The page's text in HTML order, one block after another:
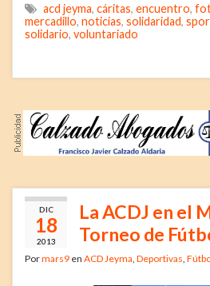
acd jeyma, cáritas, encuentro,
mercadillo, noticias, solidaridad,
solidario, voluntariado
DIC
18
2013
La ACDJ en el
Torneo de
Pormars9 en ACD Jeyma, Deportivas,